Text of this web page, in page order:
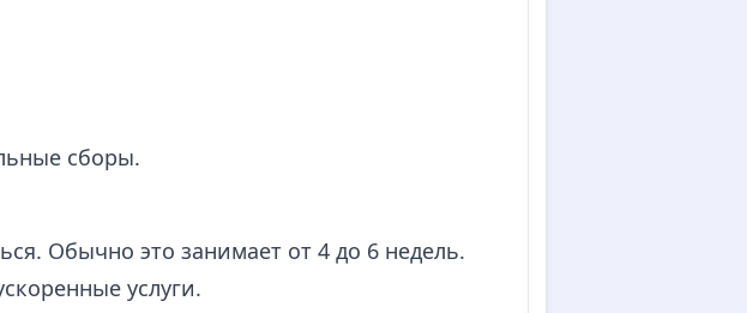
сборы.
Обычно это занимает от 4 до 6 недель.
услуги.